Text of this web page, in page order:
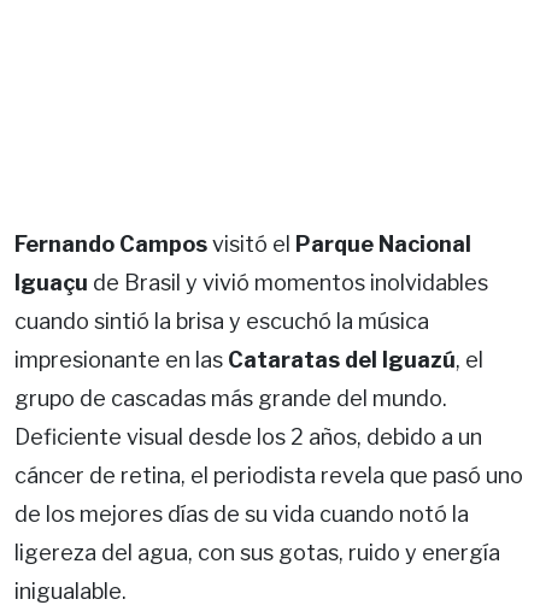
Fernando Camposvisitó el Parque Nacional
Iguaçu de Brasil y vivió momentos inolvidables
cuando sintió la brisa y escuchó la música
impresionante en las Cataratas del Iguazú, el
grupo de cascadas más grande del mundo.
Deficiente visual desde los 2 años, debido a un
cáncer de retina, el periodista revela que pasó uno
de los mejores días de su vida cuando notó la
ligereza del agua, con sus gotas, ruido y energía
inigualable.